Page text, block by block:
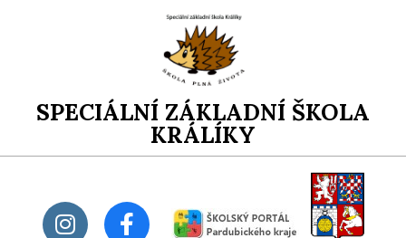
SPECIÁLNÍ ZÁKLADNÍ ŠKOLA
KRÁLÍKY